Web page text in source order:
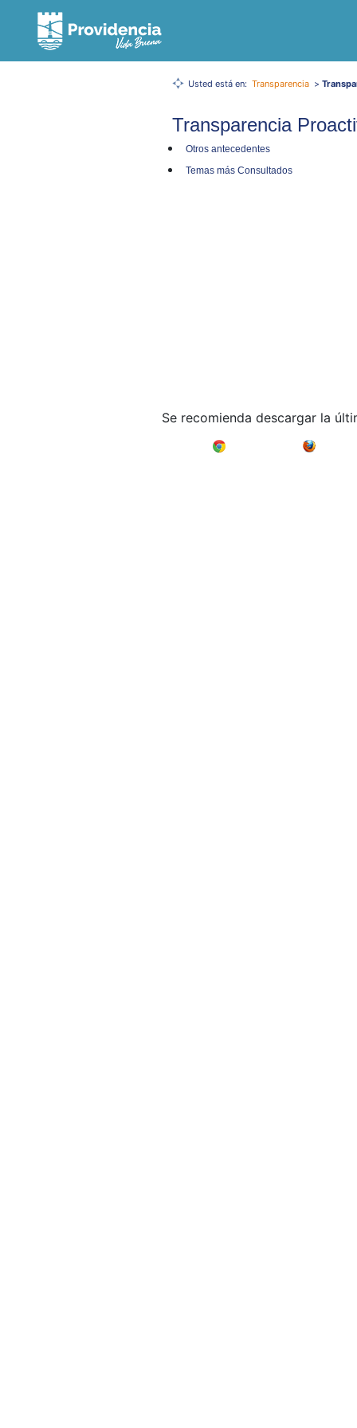
Usted está en: Transparencia >
Transparencia
Otros antecedentes
Temas más Consultados
Se recomienda descargar la